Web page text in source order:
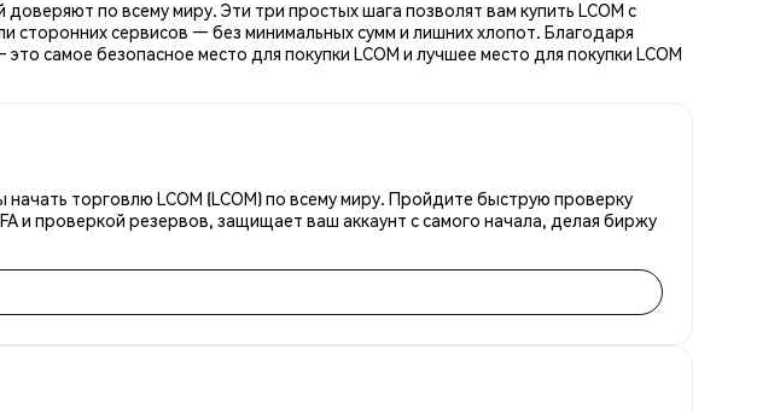
по всему миру. Эти три простых шага позволят вам купить LCOM с
сторонних сервисов — без минимальных сумм и лишних хлопот. Благодаря
самое безопасное место для покупки LCOM и лучшее место для покупки LCOM
торговлю LCOM (LCOM) по всему миру. Пройдите быструю проверку
и проверкой резервов, защищает ваш аккаунт с самого начала, делая биржу